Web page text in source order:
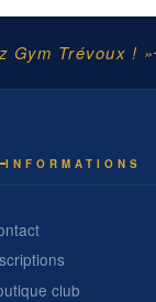
Gym Trévoux ! »
INFORMATIONS
club